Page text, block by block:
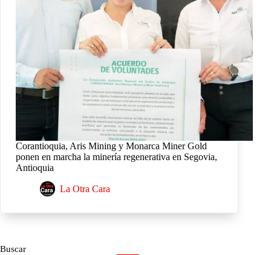
Corantioquia, Aris Mining y Monarca Miner Gold
ponen en marcha la minería regenerativa en Segovia,
Antioquia
La Otra Cara
Buscar